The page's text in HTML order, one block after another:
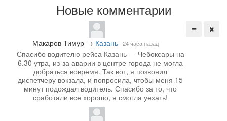
Новые комментарии
Макаров Тимур → Казань 24 часа назад
Спасибо водителю рейса Казань — Чебоксары на
6.30 утра, из-за аварии в центре города не могла
добраться вовремя. Так вот, я позвонил
диспетчеру вокзала, и попросила, чтобы меня 15
минут подождал водитель. Спасибо за то, что
сработали все хорошо, я смогла уехать!